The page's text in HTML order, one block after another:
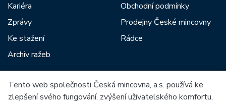
Kariéra
Zprávy
Ke stažení
Archiv ražeb
Obchodní podmínky
Prodejny České mincovny
Rádce
Mezi naše partnery patří:
Tento web společnosti Česká mincovna, a.s. používá ke
zlepšení svého fungování, zvýšení uživatelského komfortu,